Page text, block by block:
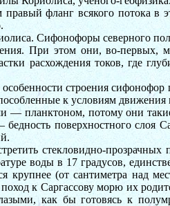
фланг всякого потока в
Сифонофоры северного
При этом они, во-первых,
расхождения токов, где
строения
к условиям движения
планктоном, потому они
поверхностного слоя
стекловидно-
воды в 17 градусов,
(от сантиметра над
к Саргассову морю их
как бы готовясь к